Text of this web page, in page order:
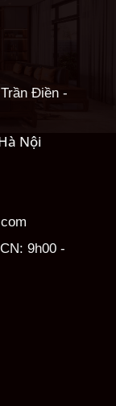
Điền -
Nội
9h00 -